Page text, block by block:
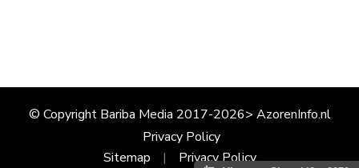
© Copyright Bariba Media 2017-2026> AzorenInfo.nl
Privacy Policy
Sitemap
Privacy Policy